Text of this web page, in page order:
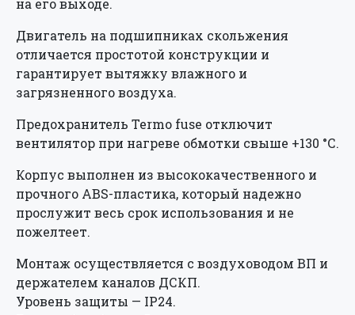
на его выходе.
Двигатель на подшипниках скольжения
отличается простотой конструкции и
гарантирует вытяжку влажного и
загрязненного воздуха.
Предохранитель Termo fuse отключит
вентилятор при нагреве обмотки свыше +130 °С.
Корпус выполнен из высококачественного и
прочного ABS-пластика, который надежно
прослужит весь срок использования и не
пожелтеет.
Монтаж осуществляется с воздуховодом ВП и
держателем каналов ДСКП.
Уровень защиты — IP24.